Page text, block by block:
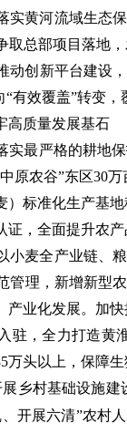
实黄河流域生态
取总部项目落地
动创新平台建设
“有效覆盖”转变
高质量发展基石
实最严格的耕地
原农谷”东区30
）标准化生产基
证，全面提升农
小麦全产业链、
管理，新增新型
产业化发展。加
驻，全力打造黄
万头以上，保障生
乡村基础设施建
开展六清”农村